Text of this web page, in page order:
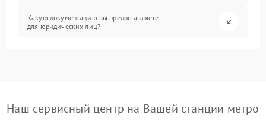
Какую документацию вы предоставляете
для юридических лиц?
Наш сервисный центр на Вашей станции метро